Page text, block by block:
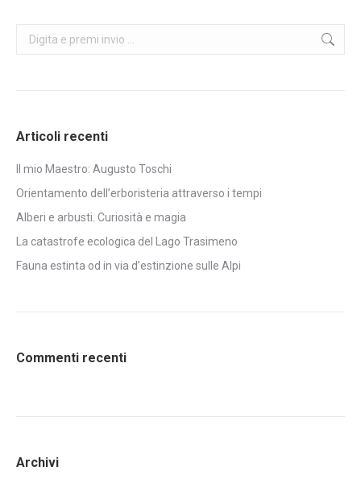
Search:
Articoli recenti
Il mio Maestro: Augusto Toschi
Orientamento dell’erboristeria attraverso i tempi
Alberi e arbusti. Curiosità e magia
La catastrofe ecologica del Lago Trasimeno
Fauna estinta od in via d’estinzione sulle Alpi
Commenti recenti
Archivi